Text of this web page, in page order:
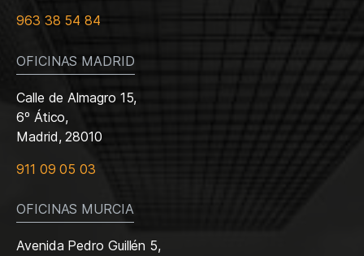
963 38 54 84
OFICINAS MADRID
Calle de Almagro 15,
6º Ático,
Madrid, 28010
911 09 05 03
OFICINAS MURCIA
Avenida Pedro Guillén 5,